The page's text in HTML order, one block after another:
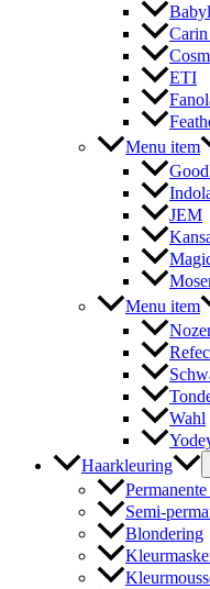
ETI
Menu item
JEM
Menu item
Wahl
Haarkleuring
Semi-
Blondering